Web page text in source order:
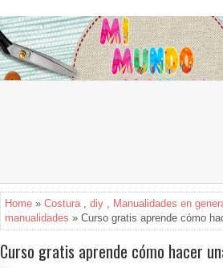
Home » Costura, diy , Manualidades en
manualidades » Curso gratis aprende cómo
Curso gratis aprende cómo hacer